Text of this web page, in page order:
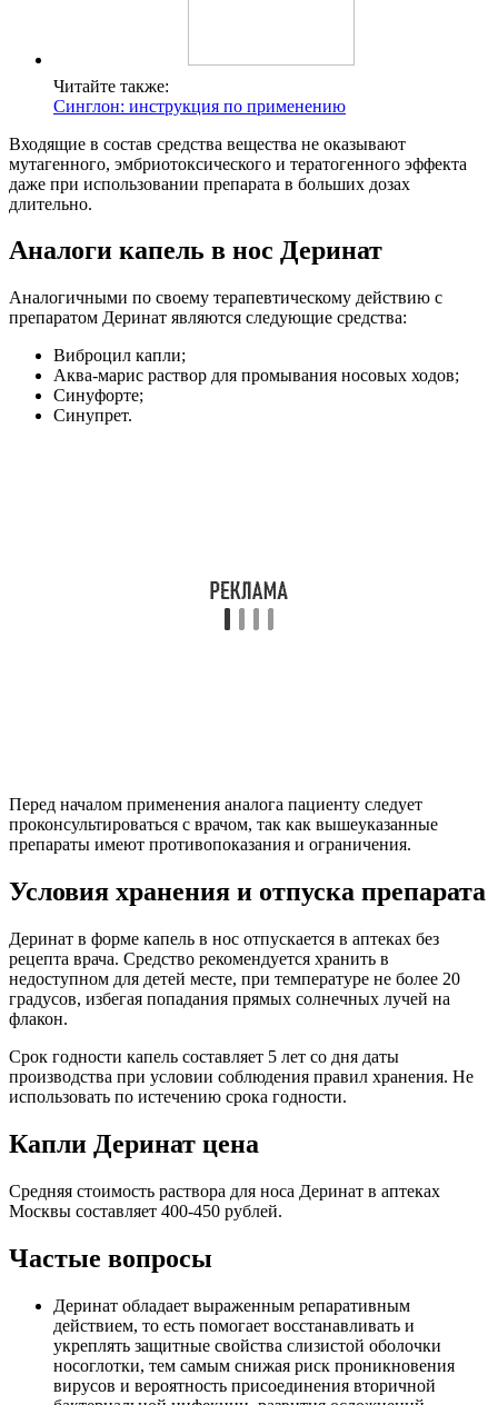
Читайте также:
Синглон: инструкция по применению
Входящие в состав средства вещества не оказывают
мутагенного, эмбриотоксического и тератогенного эффекта
даже при использовании препарата в больших дозах
длительно.
Аналоги капель в нос Деринат
Аналогичными по своему терапевтическому действию с
препаратом Деринат являются следующие средства:
Виброцил капли;
Аква-марис раствор для промывания носовых ходов;
Синуфорте;
Синупрет.
Перед началом применения аналога пациенту следует
проконсультироваться с врачом, так как вышеуказанные
препараты имеют противопоказания и ограничения.
Условия хранения и отпуска препарата
Деринат в форме капель в нос отпускается в аптеках без
рецепта врача. Средство рекомендуется хранить в
недоступном для детей месте, при температуре не более 20
градусов, избегая попадания прямых солнечных лучей на
флакон.
Срок годности капель составляет 5 лет со дня даты
производства при условии соблюдения правил хранения. Не
использовать по истечению срока годности.
Капли Деринат цена
Средняя стоимость раствора для носа Деринат в аптеках
Москвы составляет 400-450 рублей.
Частые вопросы
Деринат обладает выраженным репаративным
действием, то есть помогает восстанавливать и
укреплять защитные свойства слизистой оболочки
носоглотки, тем самым снижая риск проникновения
вирусов и вероятность присоединения вторичной